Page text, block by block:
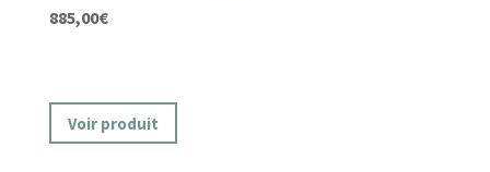
885,00€
Voir produit